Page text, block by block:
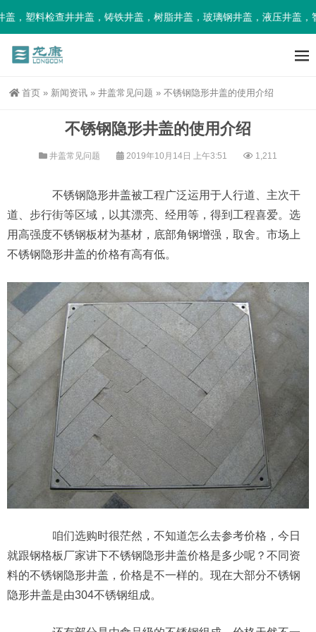
塑料检查井井盖，铸铁井盖，树脂井盖，玻璃钢井盖，液压井盖，
首页 » 新闻资讯 » 井盖常见问题 » 不锈钢隐形井盖的使用介绍
不锈钢隐形井盖的使用介绍
井盖常见问题 2019年10月14日 上午3:51 1,211
不锈钢隐形井盖被工程广泛运用于人行道、主次干
道、步行街等区域，以其漂亮、经用等，得到工程喜爱。选
用高强度不锈钢板材为基材，底部角钢增强，取舍。市场上
不锈钢隐形井盖的价格有高有低。
咱们选购时很茫然，不知道怎么去参考价格，今日
就跟钢格板厂家讲下不锈钢隐形井盖价格是多少呢？不同资
料的不锈钢隐形井盖，价格是不一样的。现在大部分不锈钢
隐形井盖是由304不锈钢组成。